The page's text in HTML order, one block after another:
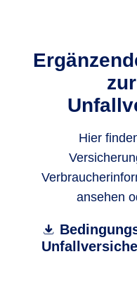
Hier
ansehen